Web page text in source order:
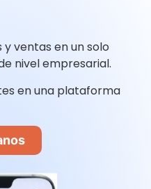
ventas en un solo
nivel empresarial.
en una plataforma